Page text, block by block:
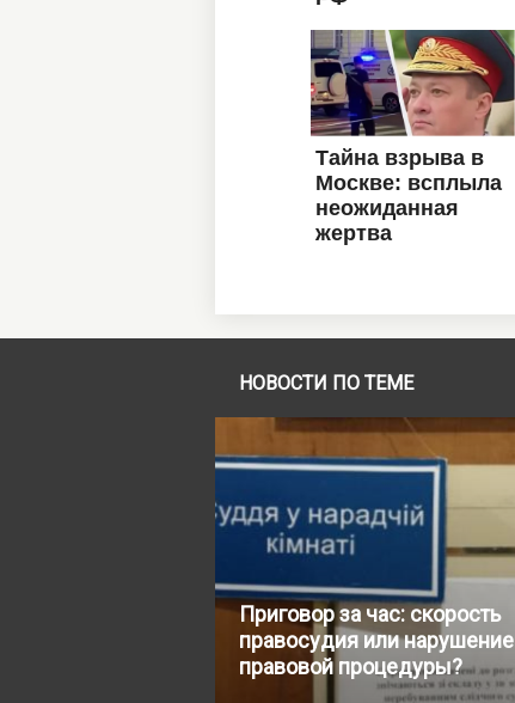
НОВОСТИ ПО ТЕМЕ
Приговор за час: скорость
правосудия или нарушение
правовой процедуры?